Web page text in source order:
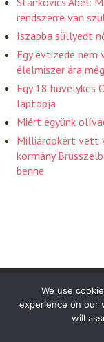
rendszerre van
Iszapba süllyedt
Egy évtizede
élelmiszer ára
Egy 18 hüvelykes
laptopja
Miért együnk
Milliárdokért vett
kormány
benne
Friss
We use
experience on our
will